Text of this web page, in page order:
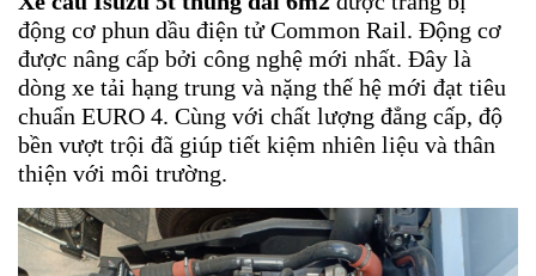
động cơ phun dầu điện tử Common Rail. Động cơ
được nâng cấp bởi công nghệ mới nhất. Đây là
dòng xe tải hạng trung và nặng thế hệ mới đạt tiêu
chuẩn EURO 4. Cùng với chất lượng đẳng cấp, độ
bền vượt trội đã giúp tiết kiệm nhiên liệu và thân
thiện với môi trường.